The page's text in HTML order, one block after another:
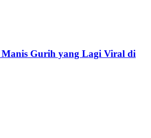
Manis Gurih yang Lagi Viral di